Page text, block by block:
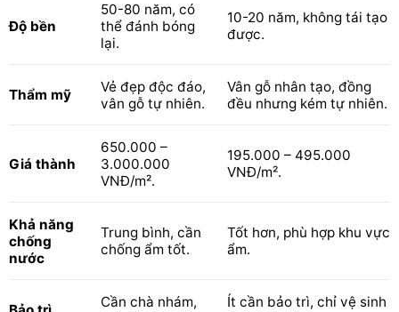
Độ bền
50-80 năm, có
thể đánh bóng
lại.
10-20 năm, không tái tạo
được.
Thẩm mỹ
Vẻ đẹp độc đáo,
vân gỗ tự nhiên.
Vân gỗ nhân tạo, đồng
đều nhưng kém tự nhiên.
Giá thành
650.000 –
3.000.000
VNĐ/m².
195.000 – 495.000
VNĐ/m².
Khả năng
chống
nước
Trung bình, cần
chống ẩm tốt.
Tốt hơn, phù hợp khu vực
ẩm.
Cần chà nhám,
Ít cần bảo trì, chỉ vệ sinh